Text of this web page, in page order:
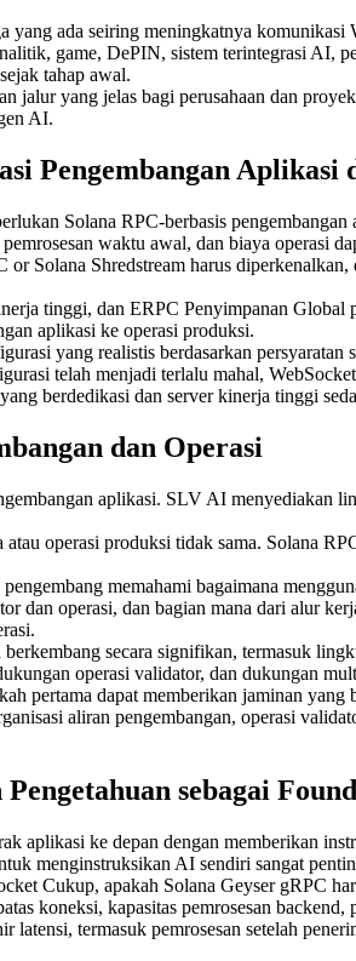
ada seiring meningkatnya
game, DePIN, sistem terintegrasi AI,
tahap awal.
yang jelas bagi perusahaan dan
AI.
Pengembangan
Solana RPC-berbasis pengembangan
waktu awal, dan biaya operasi
Solana Shredstream harus
tinggi, dan ERPC Penyimpanan Global
aplikasi ke operasi produksi.
yang realistis berdasarkan
telah menjadi terlalu mahal,
berdedikasi dan server kinerja tinggi
dan Operasi
aplikasi. SLV AI menyediakan
operasi produksi tidak sama. Solana
memahami bagaimana
operasi, dan bagian mana dari alur
secara signifikan, termasuk
operasi validator, dan dukungan
pertama dapat memberikan jaminan yang
aliran pengembangan, operasi
sebagai
aplikasi ke depan dengan memberikan
menginstruksikan AI sendiri sangat
Cukup, apakah Solana Geyser gRPC
koneksi, kapasitas pemrosesan
termasuk pemrosesan setelah